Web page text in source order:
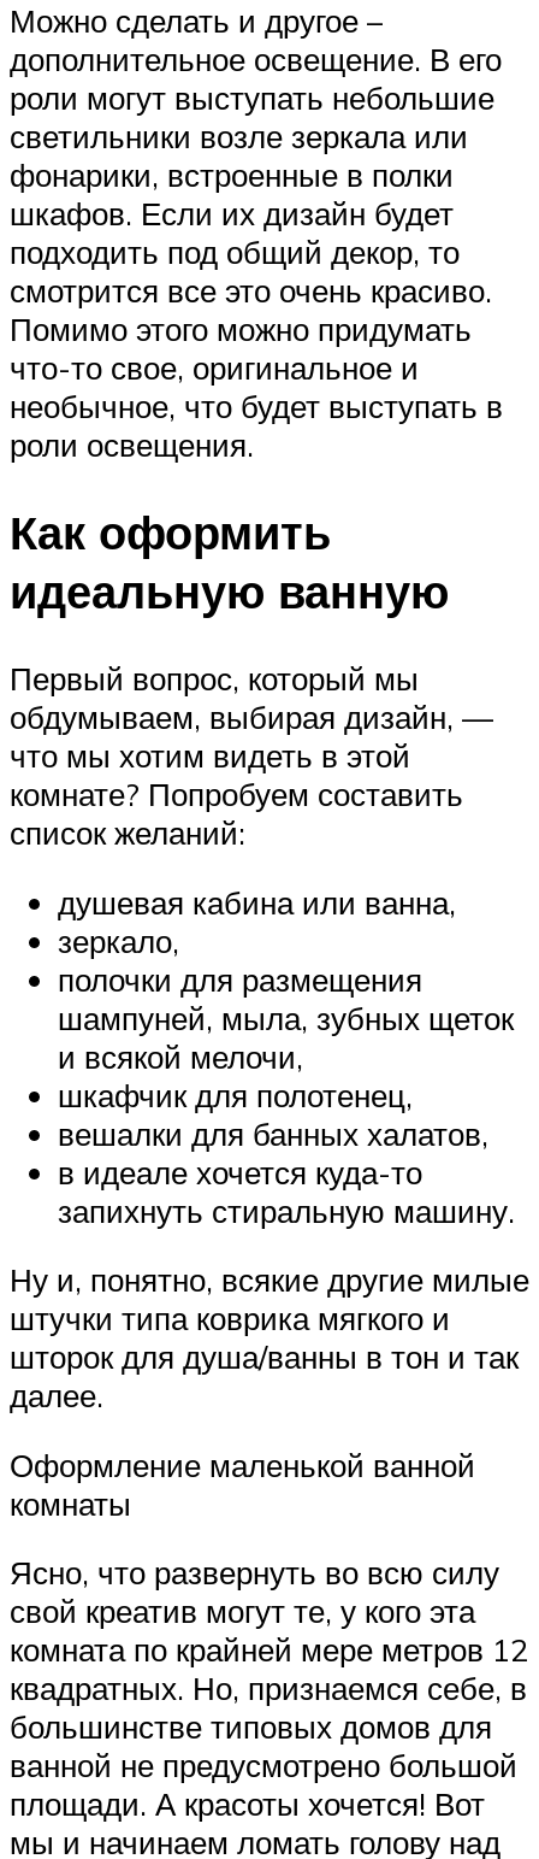
Можно сделать и другое –
дополнительное освещение. В его
роли могут выступать небольшие
светильники возле зеркала или
фонарики, встроенные в полки
шкафов. Если их дизайн будет
подходить под общий декор, то
смотрится все это очень красиво.
Помимо этого можно придумать
что-то свое, оригинальное и
необычное, что будет выступать в
роли освещения.
Как оформить
идеальную ванную
Первый вопрос, который мы
обдумываем, выбирая дизайн, —
что мы хотим видеть в этой
комнате? Попробуем составить
список желаний:
душевая кабина или ванна,
зеркало,
полочки для размещения
шампуней, мыла, зубных щеток
и всякой мелочи,
шкафчик для полотенец,
вешалки для банных халатов,
в идеале хочется куда-то
запихнуть стиральную машину.
Ну и, понятно, всякие другие милые
штучки типа коврика мягкого и
шторок для душа/ванны в тон и так
далее.
Оформление маленькой ванной
комнаты
Ясно, что развернуть во всю силу
свой креатив могут те, у кого эта
комната по крайней мере метров 12
квадратных. Но, признаемся себе, в
большинстве типовых домов для
ванной не предусмотрено большой
площади. А красоты хочется! Вот
мы и начинаем ломать голову над